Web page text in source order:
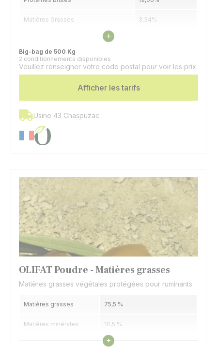
Matières Grasses 3,34%
Espèces
Voir les caractéristiques
+
Big-bag de 500 Kg
2 conditionnements disponibles
Veuillez renseigner votre code postal pour voir les prix.
Afficher les tarifs
Usine 43 Chaspuzac
OLIFAT Poudre - Matières grasses
Matières grasses végétales protégées pour ruminants
Matières grasses 75,5 %
Matières minérales 10,5 %
9 %
Voir les caractéristiques
+